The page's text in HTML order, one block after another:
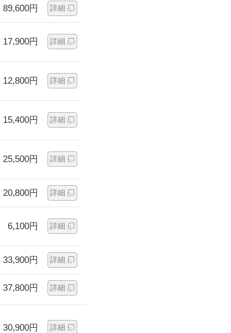
89,600円 詳細
17,900円 詳細
12,800円 詳細
15,400円 詳細
25,500円 詳細
20,800円 詳細
6,100円 詳細
33,900円 詳細
37,800円 詳細
30,900円 詳細